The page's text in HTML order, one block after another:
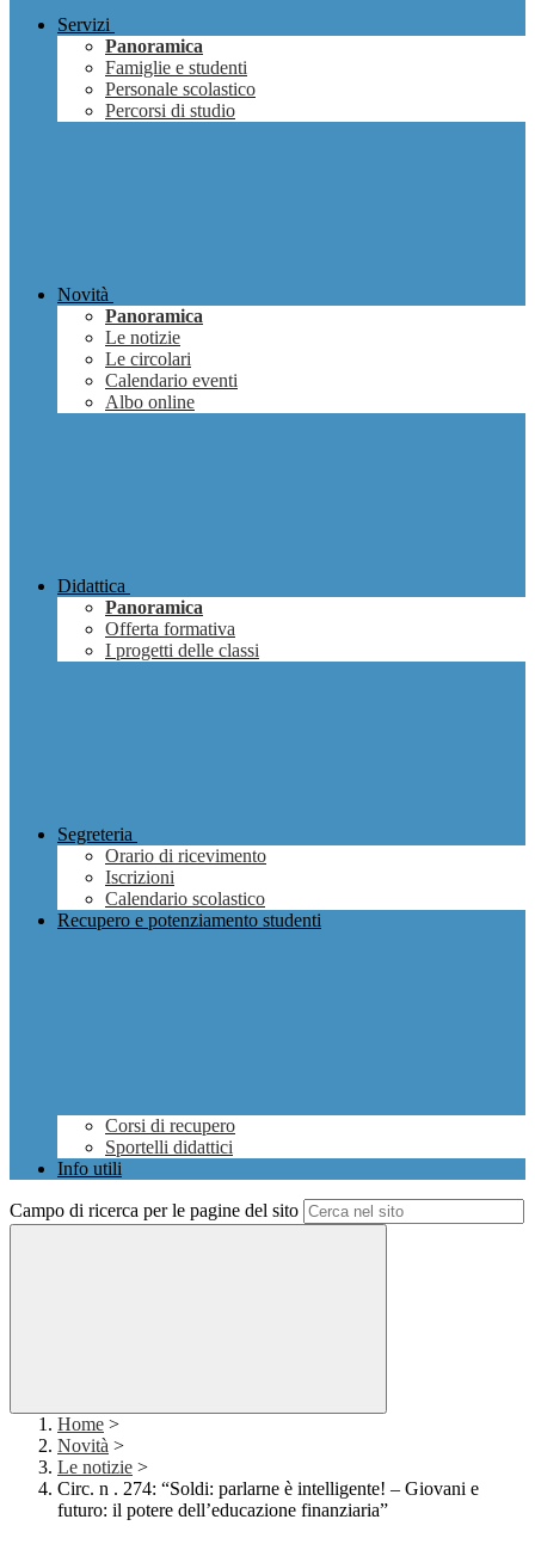
Servizi
Panoramica
Famiglie e studenti
Personale scolastico
Percorsi di studio
Novità
Panoramica
Le notizie
Le circolari
Calendario eventi
Albo online
Didattica
Panoramica
Offerta formativa
I progetti delle classi
Segreteria
Orario di ricevimento
Iscrizioni
Calendario scolastico
Recupero e potenziamento studenti
Corsi di recupero
Sportelli didattici
Info utili
Campo di ricerca per le pagine del sito
Home >
Novità >
Le notizie >
Circ. n . 274: “Soldi: parlarne è intelligente! – Giovani e
futuro: il potere dell’educazione finanziaria”